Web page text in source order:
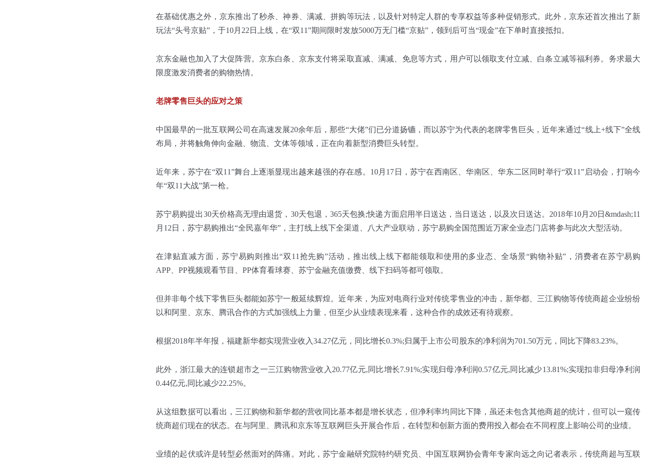
在基础优惠之外，京东推出了秒杀、神券、满减、拼购等玩法，以及针对特定人群的专享权益等多种促销形式。此外，京东还首次推出了新
玩法“头号京贴”，于10月22日上线，在“双11”期间限时发放5000万无门槛“京贴”，领到后可当“现金”在下单时直接抵扣。
京东金融也加入了大促阵营。京东白条、京东支付将采取直减、满减、免息等方式，用户可以领取支付立减、白条立减等福利券。务求最大
限度激发消费者的购物热情。
老牌零售巨头的应对之策
中国最早的一批互联网公司在高速发展20余年后，那些“大佬”们已分道扬镳，而以苏宁为代表的老牌零售巨头，近年来通过“线上+线下”全线
布局，并将触角伸向金融、物流、文体等领域，正在向着新型消费巨头转型。
近年来，苏宁在“双11”舞台上逐渐显现出越来越强的存在感。10月17日，苏宁在西南区、华南区、华东二区同时举行“双11”启动会，打响今
年“双11大战”第一枪。
苏宁易购提出30天价格高无理由退货，30天包退，365天包换;快递方面启用半日送达，当日送达，以及次日送达。2018年10月20日&mdash;11
月12日，苏宁易购推出“全民嘉年华”，主打线上线下全渠道、八大产业联动，苏宁易购全国范围近万家全业态门店将参与此次大型活动。
在津贴直减方面，苏宁易购则推出“双11抢先购”活动，推出线上线下都能领取和使用的多业态、全场景“购物补贴”，消费者在苏宁易购
APP、PP视频观看节目、PP体育看球赛、苏宁金融充值缴费、线下扫码等都可领取。
但并非每个线下零售巨头都能如苏宁一般延续辉煌。近年来，为应对电商行业对传统零售业的冲击，新华都、三江购物等传统商超企业纷纷
以和阿里、京东、腾讯合作的方式加强线上力量，但至少从业绩表现来看，这种合作的成效还有待观察。
根据2018年半年报，福建新华都实现营业收入34.27亿元，同比增长0.3%;归属于上市公司股东的净利润为701.50万元，同比下降83.23%。
此外，浙江最大的连锁超市之一三江购物营业收入20.77亿元,同比增长7.91%;实现归母净利润0.57亿元,同比减少13.81%;实现扣非归母净利润
0.44亿元,同比减少22.25%。
从这组数据可以看出，三江购物和新华都的营收同比基本都是增长状态，但净利率均同比下降，虽还未包含其他商超的统计，但可以一窥传
统商超们现在的状态。在与阿里、腾讯和京东等互联网巨头开展合作后，在转型和创新方面的费用投入都会在不同程度上影响公司的业绩。
业绩的起伏或许是转型必然面对的阵痛。对此，苏宁金融研究院特约研究员、中国互联网协会青年专家向远之向记者表示，传统商超与互联